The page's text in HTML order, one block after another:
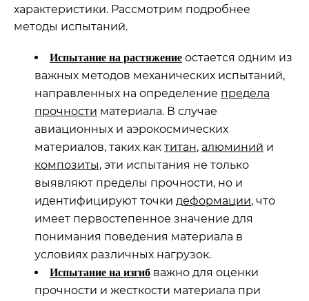
характеристики. Рассмотрим подробнее
методы испытаний.
Испытание на растяжение остается одним из
важных методов механических испытаний,
направленных на определение предела
прочности материала. В случае
авиационных и аэрокосмических
материалов, таких как титан, алюминий и
композиты, эти испытания не только
выявляют пределы прочности, но и
идентифицируют точки деформации, что
имеет первостепенное значение для
понимания поведения материала в
условиях различных нагрузок.
Испытание на изгиб важно для оценки
прочности и жесткости материала при